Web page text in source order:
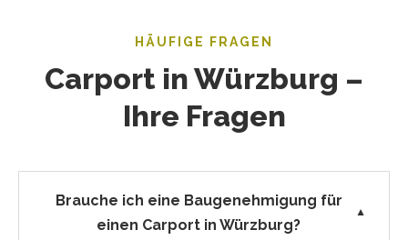
HÄUFIGE FRAGEN
Carport in Würzburg –
Ihre Fragen
Brauche ich eine Baugenehmigung für
einen Carport in Würzburg?
▼